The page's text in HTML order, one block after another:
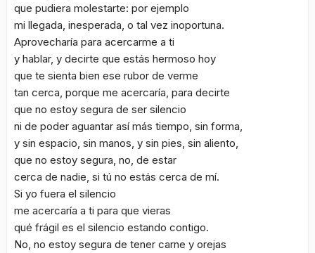
que pudiera molestarte: por ejemplo
mi llegada, inesperada, o tal vez inoportuna.
Aprovecharía para acercarme a ti
y hablar, y decirte que estás hermoso hoy
que te sienta bien ese rubor de verme
tan cerca, porque me acercaría, para decirte
que no estoy segura de ser silencio
ni de poder aguantar así más tiempo, sin forma,
y sin espacio, sin manos, y sin pies, sin aliento,
que no estoy segura, no, de estar
cerca de nadie, si tú no estás cerca de mí.
Si yo fuera el silencio
me acercaría a ti para que vieras
qué frágil es el silencio estando contigo.
No, no estoy segura de tener carne y orejas